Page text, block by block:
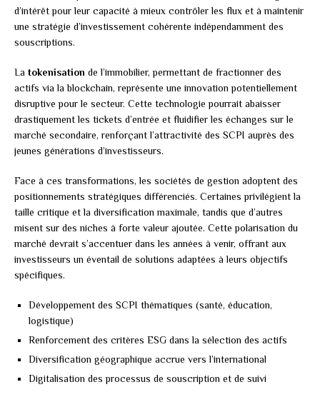
d’intérêt pour leur capacité à mieux contrôler les flux et à maintenir
une stratégie d’investissement cohérente indépendamment des
souscriptions.
La tokenisation de l’immobilier, permettant de fractionner des
actifs via la blockchain, représente une innovation potentiellement
disruptive pour le secteur. Cette technologie pourrait abaisser
drastiquement les tickets d’entrée et fluidifier les échanges sur le
marché secondaire, renforçant l’attractivité des SCPI auprès des
jeunes générations d’investisseurs.
Face à ces transformations, les sociétés de gestion adoptent des
positionnements stratégiques différenciés. Certaines privilégient la
taille critique et la diversification maximale, tandis que d’autres
misent sur des niches à forte valeur ajoutée. Cette polarisation du
marché devrait s’accentuer dans les années à venir, offrant aux
investisseurs un éventail de solutions adaptées à leurs objectifs
spécifiques.
Développement des SCPI thématiques (santé, éducation,
logistique)
Renforcement des critères ESG dans la sélection des actifs
Diversification géographique accrue vers l’international
Digitalisation des processus de souscription et de suivi